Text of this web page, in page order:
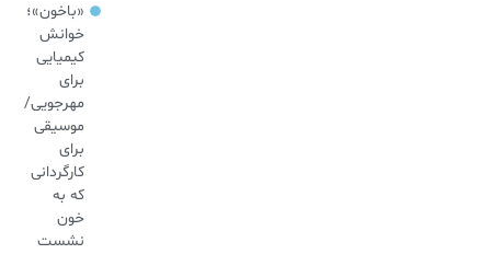
«باخون»‌؛
خوانش
کیمیایی
برای
مهرجویی/
موسیقی
برای
کارگردانی
که به
خون
نشست